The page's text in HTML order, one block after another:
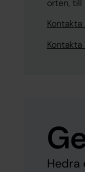
orten, till
Kontakta
Hedra